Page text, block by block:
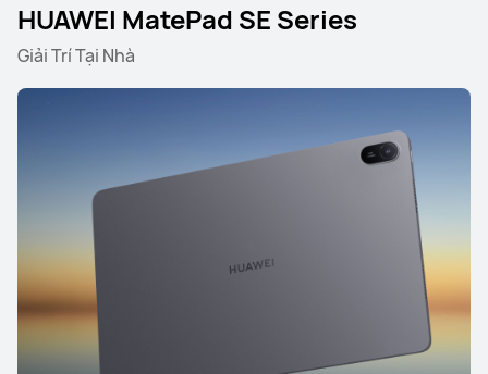
HUAWEI MatePad SE Series
Giải Trí Tại Nhà